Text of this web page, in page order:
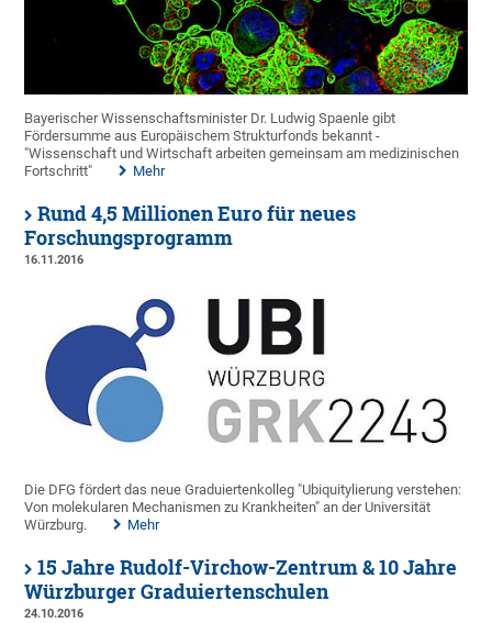
Bayerischer Wissenschaftsminister Dr. Ludwig Spaenle gibt
Fördersumme aus Europäischem Strukturfonds bekannt -
"Wissenschaft und Wirtschaft arbeiten gemeinsam am medizinischen
Fortschritt"
Mehr
Rund 4,5 Millionen Euro für neues
Forschungsprogramm
16.11.2016
Die DFG fördert das neue Graduiertenkolleg "Ubiquitylierung verstehen:
Von molekularen Mechanismen zu Krankheiten" an der Universität
Würzburg.
Mehr
15 Jahre Rudolf-Virchow-Zentrum & 10 Jahre
Würzburger Graduiertenschulen
24.10.2016